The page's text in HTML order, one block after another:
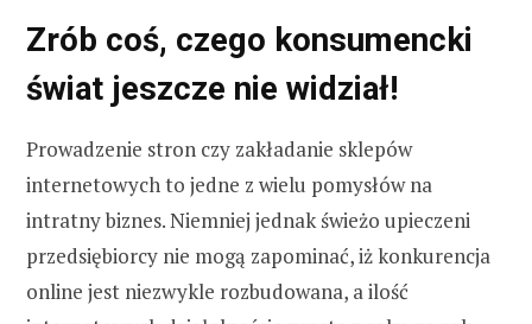
Zrób coś, czego konsumencki
świat jeszcze nie widział!
Prowadzenie stron czy zakładanie sklepów
internetowych to jedne z wielu pomysłów na
intratny biznes. Niemniej jednak świeżo upieczeni
przedsiębiorcy nie mogą zapominać, iż konkurencja
online jest niezwykle rozbudowana, a ilość